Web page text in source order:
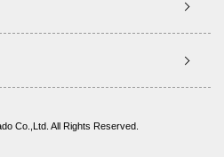
Co.,Ltd. All Rights Reserved.